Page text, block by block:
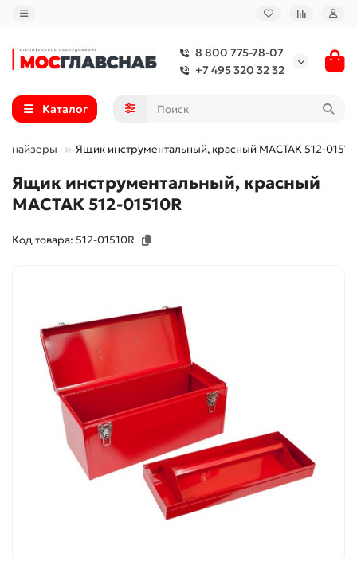
8 800 775-78-07
+7 495 320 32 32
Каталог
Ящик инструментальный, красный МАСТАК 512-
Ящик инструментальный, красный
МАСТАК 512-01510R
Код товара: 512-01510R